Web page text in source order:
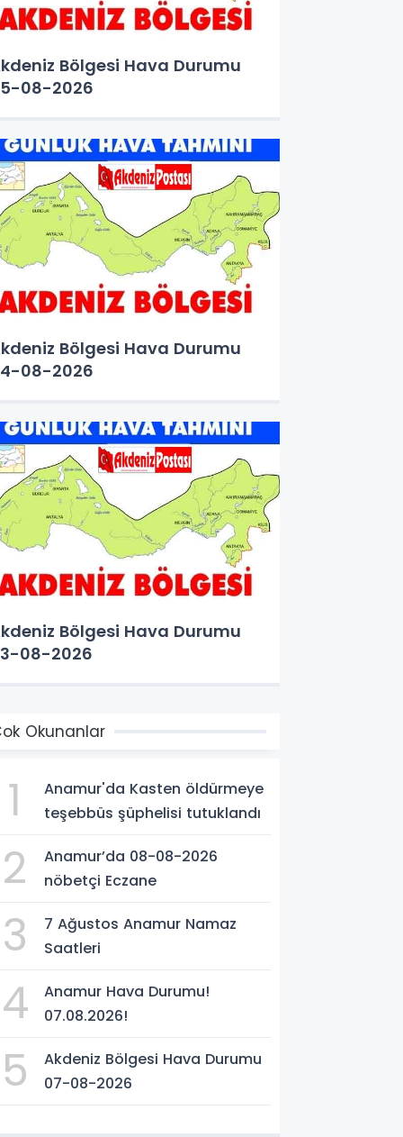
Bölgesi Hava Durumu
08-2026
Bölgesi Hava Durumu
08-2026
Bölgesi Hava Durumu
08-2026
Okunanlar
1
Anamur'da Kasten öldürmeye
teşebbüs şüphelisi tutuklandı
2
Anamur’da 08-08-2026
nöbetçi Eczane
3
7 Ağustos Anamur Namaz
Saatleri
4
Anamur Hava Durumu!
07.08.2026!
5
Akdeniz Bölgesi Hava Durumu
07-08-2026